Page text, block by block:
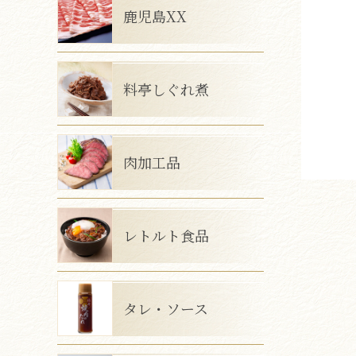
鹿児島XX
料亭しぐれ煮
肉加工品
レトルト食品
タレ・ソース